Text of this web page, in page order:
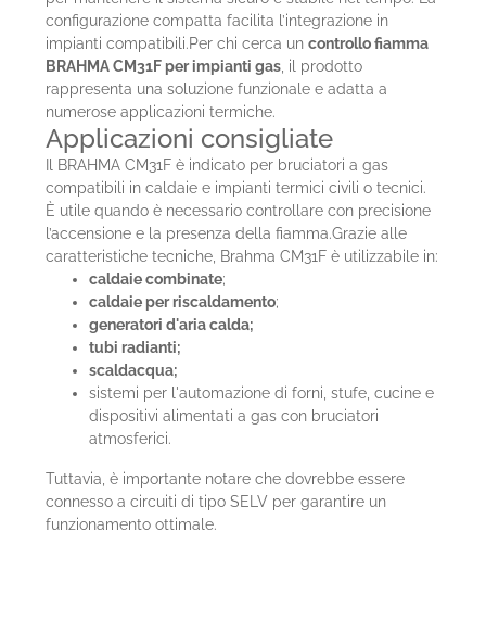
configurazione compatta facilita l’integrazione in
impianti compatibili.Per chi cerca uncontrollo fiamma
BRAHMA CM31F per impianti gas , il prodotto
rappresenta una soluzione funzionale e adatta a
numerose applicazioni termiche.
Applicazioni consigliate
Il BRAHMA CM31F è indicato per bruciatori a gas
compatibili in caldaie e impianti termici civili o tecnici.
È utile quando è necessario controllare con precisione
l’accensione e la presenza della fiamma.Grazie alle
caratteristiche tecniche, Brahma CM31F è utilizzabile in:
caldaie combinate;
caldaie per riscaldamento;
generatori d'aria calda;
tubi radianti;
scaldacqua;
sistemi per l'automazione di forni, stufe, cucine e
dispositivi alimentati a gas con bruciatori
atmosferici.
Tuttavia, è importante notare che dovrebbe essere
connesso a circuiti di tipo SELV per garantire un
funzionamento ottimale.